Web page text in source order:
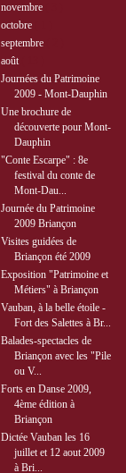
novembre
octobre
septembre
août
Journées du Patrimoine
2009 - Mont-Dauphin
Une brochure de
découverte pour Mont-
Dauphin
"Conte Escarpe" : 8e
festival du conte de
Mont-Dau...
Journée du Patrimoine
2009 Briançon
Visites guidées de
Briançon été 2009
Exposition "Patrimoine et
Métiers" à Briançon
Vauban, à la belle étoile -
Fort des Salettes à Br...
Balades-spectacles de
Briançon avec les "Pile
ou V...
Forts en Danse 2009,
4ème édition à
Briançon
Dictée Vauban les 16
juillet et 12 aout 2009
à Bri...